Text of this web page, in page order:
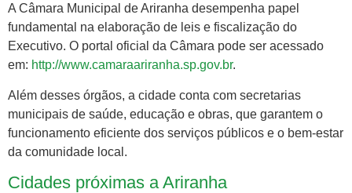
A Câmara Municipal de Ariranha desempenha papel
fundamental na elaboração de leis e fiscalização do
Executivo. O portal oficial da Câmara pode ser acessado
em: http://www.camaraariranha.sp.gov.br.
Além desses órgãos, a cidade conta com secretarias
municipais de saúde, educação e obras, que garantem o
funcionamento eficiente dos serviços públicos e o bem-estar
da comunidade local.
Cidades próximas a Ariranha